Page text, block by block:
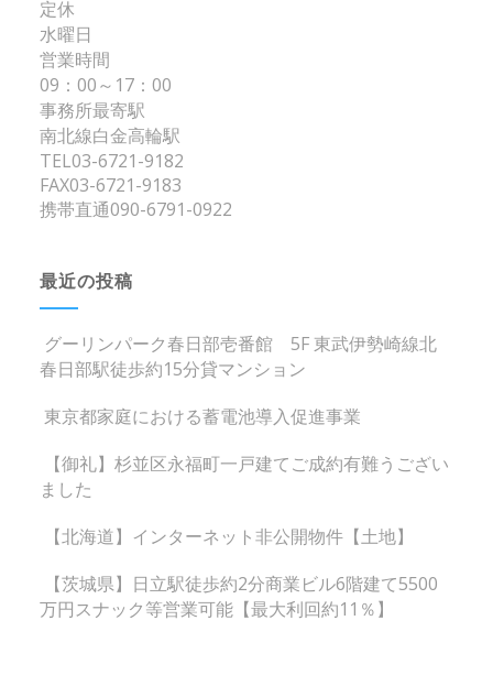
定休
水曜日
営業時間
09：00～17：00
事務所最寄駅
南北線白金高輪駅
TEL03-6721-9182
FAX03-6721-9183
携帯直通090-6791-0922
最近の投稿
グーリンパーク春日部壱番館 5F 東武伊勢崎線北
春日部駅徒歩約15分貸マンション
東京都家庭における蓄電池導入促進事業
【御礼】杉並区永福町一戸建てご成約有難うござい
ました
【北海道】インターネット非公開物件【土地】
【茨城県】日立駅徒歩約2分商業ビル6階建て5500
万円スナック等営業可能【最大利回約11％】